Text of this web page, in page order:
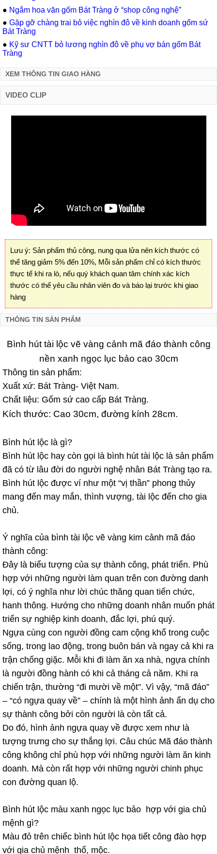
● Ngắm hoa văn gốm Bát Tràng ở “shop công nghệ”
● Gặp gỡ chàng trai bỏ việc nghìn đô về kinh doanh gốm sứ
Bát Tràng
● Kỹ sư CNTT bỏ lương nghìn đô về phụ vợ bán gốm Bát
Tràng
XEM THÔNG TIN GIAO HÀNG
VIDEO CLIP
Lưu ý: Sản phẩm thủ công, nung qua lửa nên kích thước có
thể tăng giảm 5% đến 10%, Mỗi sản phẩm chỉ có kích thước
thực tế khi ra lò, nếu quý khách quan tâm chính xác kích
thước có thể yêu cầu nhân viên đo và báo lại trước khi giao
hàng
THÔNG TIN SẢN PHẨM
Bình hút tài lộc vẽ vàng cảnh mã đáo thành công
nền xanh ngọc lục bảo cao 30cm
Thông tin sản phẩm:
Xuất xứ: Bát Tràng- Việt Nam.
Chất liệu: Gốm sứ cao cấp Bát Tràng.
Kích thước: Cao 30cm, đường kính 28cm.
Bình hút lộc là gì?
Bình hút lộc hay còn gọi là bình hút tài lộc là sản phẩm
đã có từ lâu đời do người nghệ nhân Bát Tràng tạo ra.
Bình hút lộc được ví như một “vị thần” phong thủy
mang đến may mắn, thình vượng, tài lộc đến cho gia
chủ.
Ý nghĩa của bình tài lộc vẽ vàng kim cảnh mã đáo
thành công:
Đây là biểu tượng của sự thành công, phát triển. Phù
hợp với những người làm quan trên con đường danh
lợi, có ý nghĩa như lời chúc thăng quan tiến chức,
hanh thông. Hướng cho những doanh nhân muốn phát
triển sự nghiệp kinh doanh, đắc lợi, phú quý.
Ngựa cùng con người đồng cam cộng khổ trong cuộc
sống, trong lao động, trong buôn bán và ngay cả khi ra
trận chống giặc. Mỗi khi đi làm ăn xa nhà, ngựa chính
là người đồng hành có khi cả tháng cả năm. Khi ra
chiến trận, thường “đi mười về một”. Vì vậy, “mã đáo”
– “có ngựa quay về” – chính là một hình ảnh ẩn dụ cho
sự thành công bởi còn người là còn tất cả.
Do đó, hình ảnh ngựa quay về được xem như là
tượng trưng cho sự thắng lợi. Câu chúc Mã đáo thành
công không chỉ phù hợp với những người làm ăn kinh
doanh. Mà còn rất hợp với những người chinh phục
con đường quan lộ.
Bình hút lộc màu xanh ngọc lục bảo hợp với gia chủ
mệnh gì?
Màu đỏ trên chiếc bình hút lộc họa tiết công đào hợp
với gia chủ mệnh thổ, mộc.